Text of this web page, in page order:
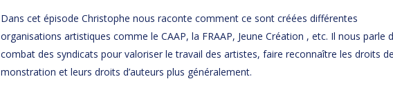
Dans cet épisode Christophe nous raconte comment ce sont créées différentes
organisations artistiques comme le CAAP, la FRAAP, Jeune Création , etc. Il nous parle
combat des syndicats pour valoriser le travail des artistes, faire reconnaître les droits de
monstration et leurs droits d’auteurs plus généralement.